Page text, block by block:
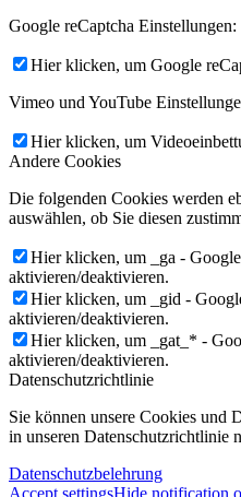
Google reCaptcha Einstellungen:
Hier klicken, um Google
Vimeo und YouTube
Hier klicken, um
Andere Cookies
Die folgenden Cookies werden
auswählen, ob Sie diesen
Hier klicken, um _ga -
aktivieren/deaktivieren.
Hier klicken, um _gid -
aktivieren/deaktivieren.
Hier klicken, um _gat_* -
aktivieren/deaktivieren.
Datenschutzrichtlinie
Sie können unsere Cookies und
in unseren Datenschutzrichtlinie
Datenschutzbelehrung